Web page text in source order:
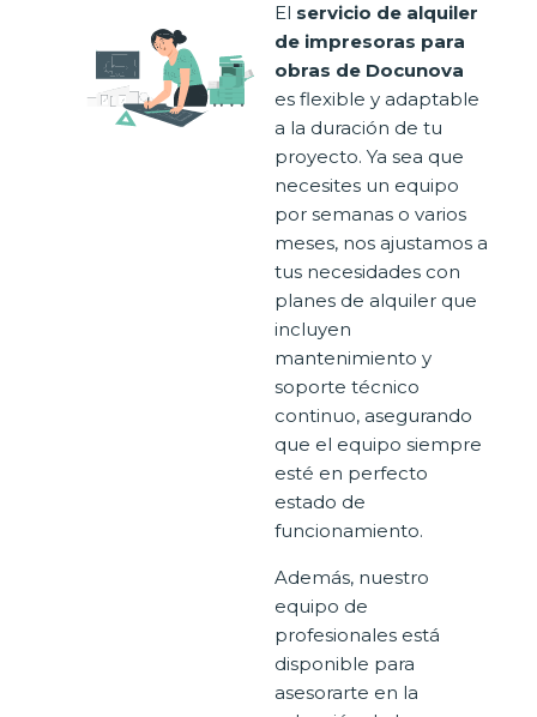
El servicio de alquiler
de impresoras para
obras de Docunova
es flexible y adaptable
a la duración de tu
proyecto. Ya sea que
necesites un equipo
por semanas o varios
meses, nos ajustamos a
tus necesidades con
planes de alquiler que
incluyen
mantenimiento y
soporte técnico
continuo, asegurando
que el equipo siempre
esté en perfecto
estado de
funcionamiento.
Además, nuestro
equipo de
profesionales está
disponible para
asesorarte en la